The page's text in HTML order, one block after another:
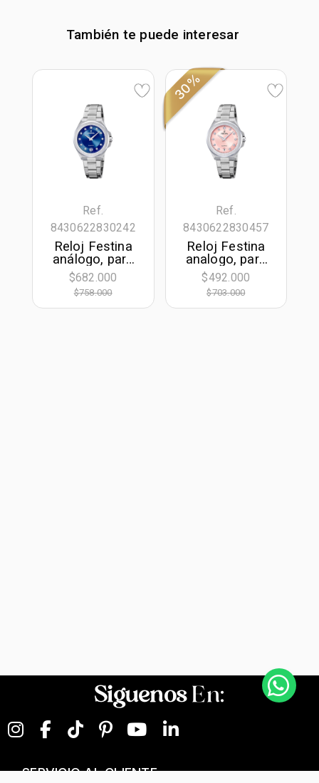
También te puede interesar
Ref.
8430622830242
Reloj Festina
análogo, para
Dama, tablero
redondo color
azul, estilo
puntos, pulso
$682.000
$758.000
30%
Ref.
8430622830457
Reloj Festina
analogo, para
Dama, tablero
redondo color
rosado, estilo
puntos, pulso
$492.000
$703.000
SiguenosEn:
SERVICIO AL CLIENTE